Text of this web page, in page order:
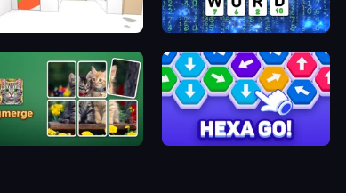
Room Escape Cryptoword
Hexa GO!